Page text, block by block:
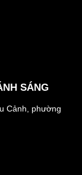
SÁNG
Cảnh, phường